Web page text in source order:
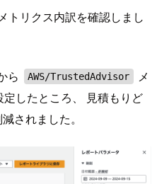
トリクス内訳を確認しまし
ら AWS/TrustedAdvisor
メ
したところ、 見積もりど
されました。